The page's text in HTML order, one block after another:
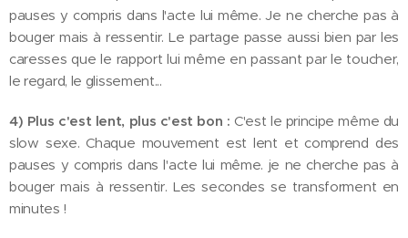
pauses y compris dans l'acte lui même. Je ne cherche pas à
bouger mais à ressentir. Le partage passe aussi bien par les
caresses que le rapport lui même en passant par le toucher,
le regard, le glissement...
4) Plus c'est lent, plus c'est bon : C'est le principe même du
slow sexe. Chaque mouvement est lent et comprend des
pauses y compris dans l'acte lui même. je ne cherche pas à
bouger mais à ressentir. Les secondes se transforment en
minutes !